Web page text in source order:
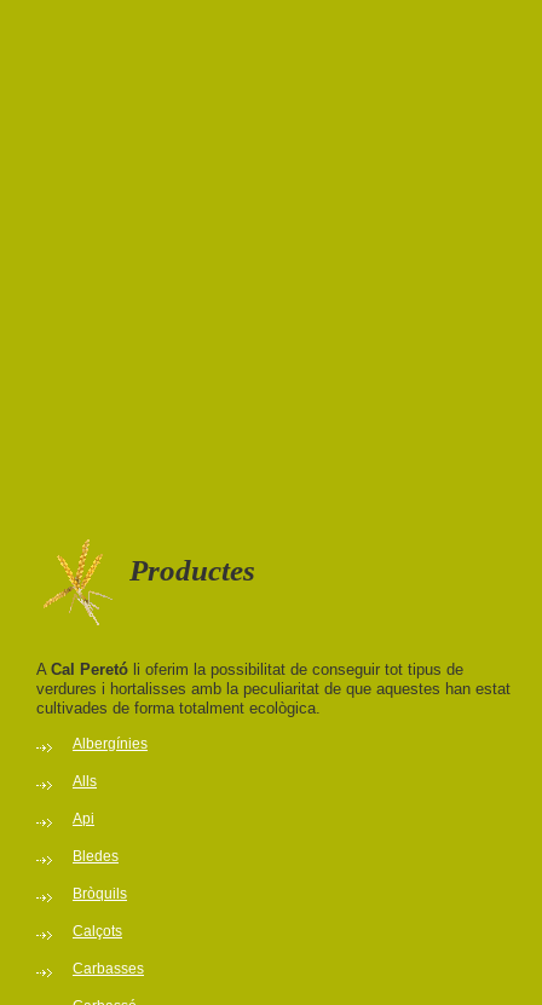
Productes
A Cal Peretó li oferim la possibilitat de conseguir tot tipus de
verdures i hortalisses amb la peculiaritat de que aquestes han estat
cultivades de forma totalment ecològica.
Albergínies
Alls
Api
Bledes
Bròquils
Calçots
Carbasses